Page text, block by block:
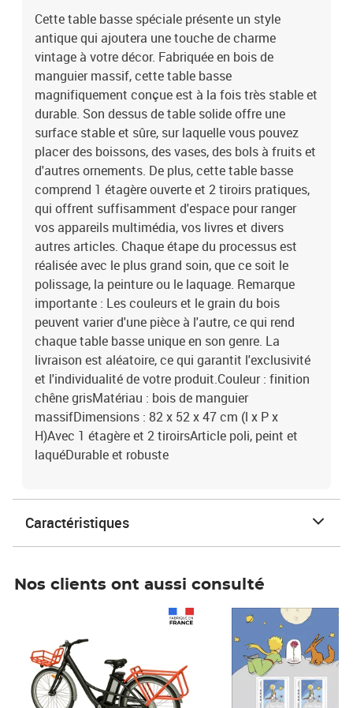
aléatoire, ce qui garantit l'exclusivité et l'individualité de votre
produit.Couleur : finition chêne grisMatériau : bois de manguier
massifDimensions : 82 x 52 x 47 cm (l x P x H)Avec 1 étagère et 2
tiroirsArticle poli, peint et laquéDurable et robuste
Cette table basse spéciale présente un style
antique qui ajoutera une touche de charme
vintage à votre décor. Fabriquée en bois de
manguier massif, cette table basse
magnifiquement conçue est à la fois très stable et
durable. Son dessus de table solide offre une
surface stable et sûre, sur laquelle vous pouvez
placer des boissons, des vases, des bols à fruits et
d'autres ornements. De plus, cette table basse
comprend 1 étagère ouverte et 2 tiroirs pratiques,
qui offrent suffisamment d'espace pour ranger
vos appareils multimédia, vos livres et divers
autres articles. Chaque étape du processus est
réalisée avec le plus grand soin, que ce soit le
polissage, la peinture ou le laquage. Remarque
importante : Les couleurs et le grain du bois
peuvent varier d'une pièce à l'autre, ce qui rend
chaque table basse unique en son genre. La
livraison est aléatoire, ce qui garantit l'exclusivité
et l'individualité de votre produit.Couleur : finition
chêne grisMatériau : bois de manguier
massifDimensions : 82 x 52 x 47 cm (l x P x
H)Avec 1 étagère et 2 tiroirsArticle poli, peint et
laquéDurable et robuste
Caractéristiques
Nos clients ont aussi consulté
Prix 7,50€